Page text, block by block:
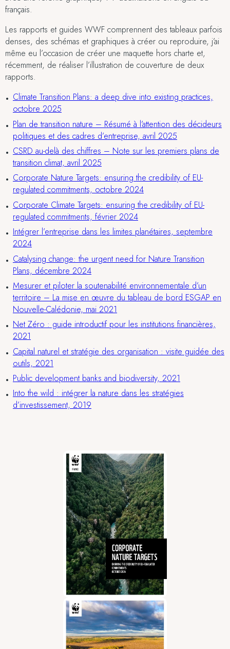
français.
Les rapports et guides WWF comprennent des tableaux parfois
denses, des schémas et graphiques à créer ou reproduire, j’ai
même eu l’occasion de créer une maquette hors charte et,
récemment, de réaliser l’illustration de couverture de deux
rapports.
Climate Transition Plans: a deep dive into existing practices,
octobre 2025
Plan de transition nature – Résumé à l’attention des décideurs
politiques et des cadres d’entreprise, avril 2025
CSRD au-delà des chiffres – Note sur les premiers plans de
transition climat, avril 2025
Corporate Nature Targets: ensuring the credibility of EU-
regulated commitments, octobre 2024
Corporate Climate Targets: ensuring the credibility of EU-
regulated commitments, février 2024
Intégrer l’entreprise dans les limites planétaires, septembre
2024
Catalysing change: the urgent need for Nature Transition
Plans, décembre 2024
Mesurer et piloter la soutenabilité environnementale d’un
territoire – La mise en œuvre du tableau de bord ESGAP en
Nouvelle-Calédonie, mai 2021
Net Zéro : guide introductif pour les institutions financières,
2021
Capital naturel et stratégie des organisation : visite guidée des
outils, 2021
Public development banks and biodiversity, 2021
Into the wild : intégrer la nature dans les stratégies
d’investissement, 2019